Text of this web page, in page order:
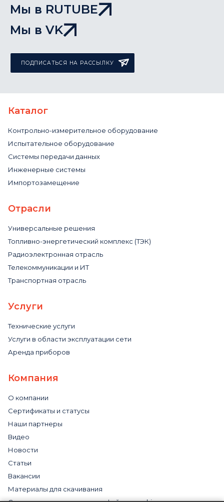
Мы в RUTUBE
Мы в VK
ПОДПИСАТЬСЯ НА РАССЫЛКУ
Каталог
Контрольно-измерительное оборудование
Испытательное оборудование
Системы передачи данных
Инженерные системы
Импортозамещение
Отрасли
Универсальные решения
Топливно-энергетический комплекс (ТЭК)
Радиоэлектронная отрасль
Телекоммуникации и ИТ
Транспортная отрасль
Услуги
Технические услуги
Услуги в области эксплуатации сети
Аренда приборов
Компания
О компании
Сертификаты и статусы
Наши партнеры
Видео
Новости
Статьи
Вакансии
Материалы для скачивания